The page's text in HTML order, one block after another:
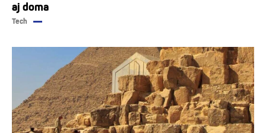
aj doma
Tech